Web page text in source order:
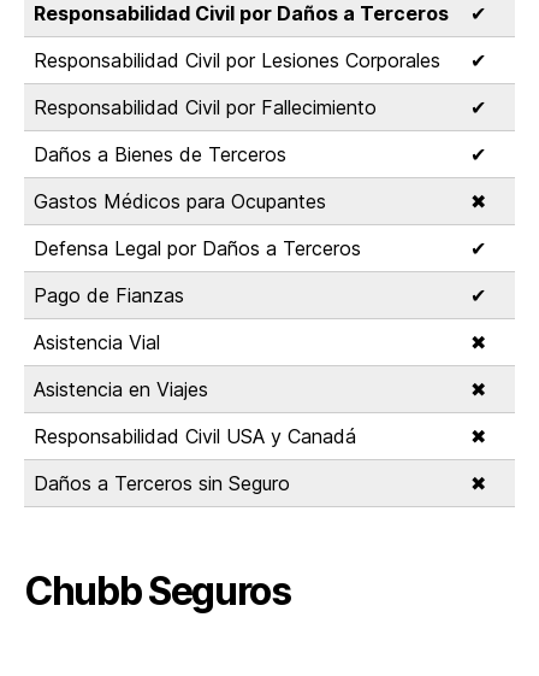
Responsabilidad Civil por Daños a Terceros
✔
Responsabilidad Civil por Lesiones Corporales
✔
Responsabilidad Civil por Fallecimiento
✔
Daños a Bienes de Terceros
✔
Gastos Médicos para Ocupantes
✖
Defensa Legal por Daños a Terceros
✔
Pago de Fianzas
✔
Asistencia Vial
✖
Asistencia en Viajes
✖
Responsabilidad Civil USA y Canadá
✖
Daños a Terceros sin Seguro
✖
Chubb Seguros